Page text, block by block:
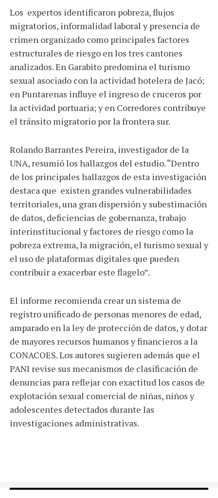
Los expertos identificaron pobreza, flujos
migratorios, informalidad laboral y presencia de
crimen organizado como principales factores
estructurales de riesgo en los tres cantones
analizados. En Garabito predomina el turismo
sexual asociado con la actividad hotelera de Jacó;
en Puntarenas influye el ingreso de cruceros por
la actividad portuaria; y en Corredores contribuye
el tránsito migratorio por la frontera sur.
Rolando Barrantes Pereira, investigador de la
UNA, resumió los hallazgos del estudio. “Dentro
de los principales hallazgos de esta investigación
destaca que existen grandes vulnerabilidades
territoriales, una gran dispersión y subestimación
de datos, deficiencias de gobernanza, trabajo
interinstitucional y factores de riesgo como la
pobreza extrema, la migración, el turismo sexual y
el uso de plataformas digitales que pueden
contribuir a exacerbar este flagelo”.
El informe recomienda crear un sistema de
registro unificado de personas menores de edad,
amparado en la ley de protección de datos, y dotar
de mayores recursos humanos y financieros a la
CONACOES. Los autores sugieren además que el
PANI revise sus mecanismos de clasificación de
denuncias para reflejar con exactitud los casos de
explotación sexual comercial de niñas, niños y
adolescentes detectados durante las
investigaciones administrativas.